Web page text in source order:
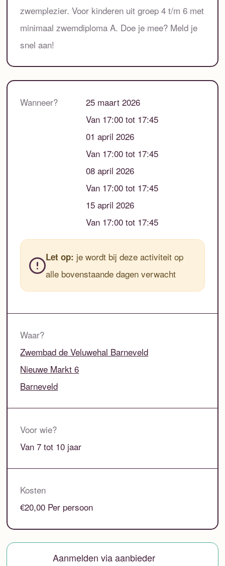
zwemplezier. Voor kinderen uit groep 4 t/m 6 met
minimaal zwemdiploma A. Doe je mee? Meld je
snel aan!
Wanneer?
25 maart 2026
Van 17:00 tot 17:45
01 april 2026
Van 17:00 tot 17:45
08 april 2026
Van 17:00 tot 17:45
15 april 2026
Van 17:00 tot 17:45
Let op: je wordt bij deze activiteit op
alle bovenstaande dagen verwacht
Waar?
Zwembad de Veluwehal Barneveld
Nieuwe Markt 6
Barneveld
Voor wie?
Van 7 tot 10 jaar
Kosten
€20,00 Per persoon
Aanmelden via aanbieder